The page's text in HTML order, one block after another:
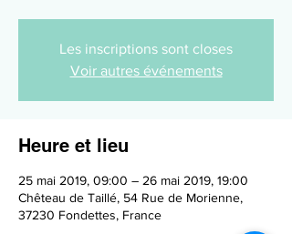
Les inscriptions sont closes
Voir autres événements
Heure et lieu
25 mai 2019, 09:00 – 26 mai 2019, 19:00
Chêteau de Taillé, 54 Rue de Morienne,
37230 Fondettes, France